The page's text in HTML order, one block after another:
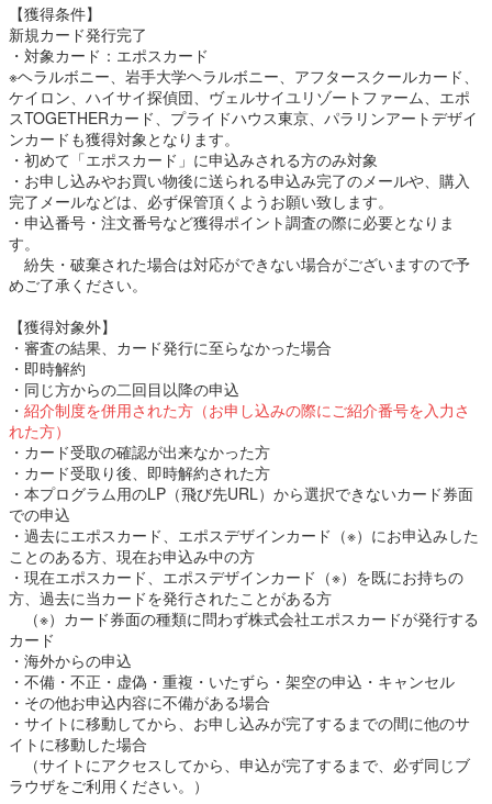
【獲得条件】
新規カード発行完了
・対象カード：エポスカード
※ヘラルボニー、岩手大学ヘラルボニー、アフタースクールカード、
ケイロン、ハイサイ探偵団、ヴェルサイユリゾートファーム、エポ
スTOGETHERカード、プライドハウス東京、パラリンアートデザイ
ンカードも獲得対象となります。
・初めて「エポスカード」に申込みされる方のみ対象
・お申し込みやお買い物後に送られる申込み完了のメールや、購入
完了メールなどは、必ず保管頂くようお願い致します。
・申込番号・注文番号など獲得ポイント調査の際に必要となりま
す。
紛失・破棄された場合は対応ができない場合がございますので予
めご了承ください。
【獲得対象外】
・審査の結果、カード発行に至らなかった場合
・即時解約
・同じ方からの二回目以降の申込
・ 紹介制度を併用された方（お申し込みの際にご紹介番号を入力さ
れた方）
・カード受取の確認が出来なかった方
・カード受取り後、即時解約された方
・本プログラム用のLP（飛び先URL）から選択できないカード券面
での申込
・過去にエポスカード、エポスデザインカード（※）にお申込みした
ことのある方、現在お申込み中の方
・現在エポスカード、エポスデザインカード（※）を既にお持ちの
方、過去に当カードを発行されたことがある方
（※）カード券面の種類に問わず株式会社エポスカードが発行する
カード
・海外からの申込
・不備・不正・虚偽・重複・いたずら・架空の申込・キャンセル
・その他お申込内容に不備がある場合
・サイトに移動してから、お申し込みが完了するまでの間に他のサ
イトに移動した場合
（サイトにアクセスしてから、申込が完了するまで、必ず同じブ
ラウザをご利用ください。）